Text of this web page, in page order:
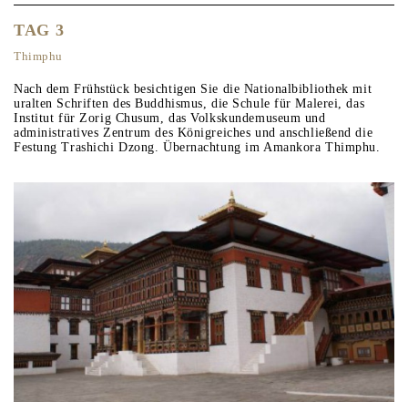
TAG 3
Thimphu
Nach dem Frühstück besichtigen Sie die Nationalbibliothek mit
uralten Schriften des Buddhismus, die Schule für Malerei, das
Institut für Zorig Chusum, das Volkskundemuseum und
administratives Zentrum des Königreiches und anschließend die
Festung Trashichi Dzong. Übernachtung im Amankora Thimphu.